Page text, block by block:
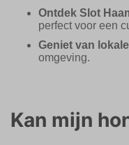
Ontdek Slot
perfect voor een
Geniet van
omgeving.
Kan mijn